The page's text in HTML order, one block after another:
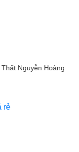
Nguyễn Hoàng